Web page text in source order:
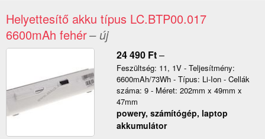
Helyettesítő akku típus LC.BTP00.017
6600mAh fehér– új
24 490 Ft–
Feszültség: 11, 1V - Teljesítmény:
6600mAh/73Wh - Típus: Li-Ion - Cellák
száma: 9 - Méret: 202mm x 49mm x
47mm
powery, számítógép, laptop
akkumulátor